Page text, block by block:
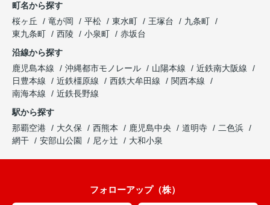
町名から探す
桜ヶ丘
竜が岡 平松 東水町 王塚台
九条町
東九条町
西陵 小泉町
赤坂台
沿線から探す
鹿児島本線
沖縄都市モノレール 山陽本線
近鉄南大阪線
日豊本線
近鉄橿原線 西鉄大牟田線
関西本線
南海本線
近鉄長野線
駅から探す
那覇空港
大久保 西熊本 鹿児島中央 道明寺
二色浜
網干
安部山公園 尼ヶ辻 大和小泉
フォローアップ（株）